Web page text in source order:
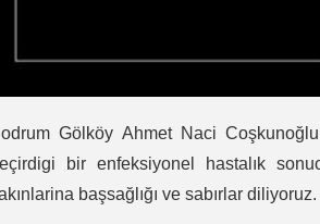
Gölköy Ahmet Naci
bir enfeksiyonel hastalık
başsağlığı ve sabırlar diliyoruz.